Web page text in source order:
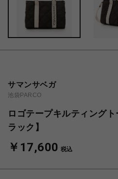
サマンサベガ
池袋PARCO
ロゴテープキルティング
ラック】
￥17,600 税込